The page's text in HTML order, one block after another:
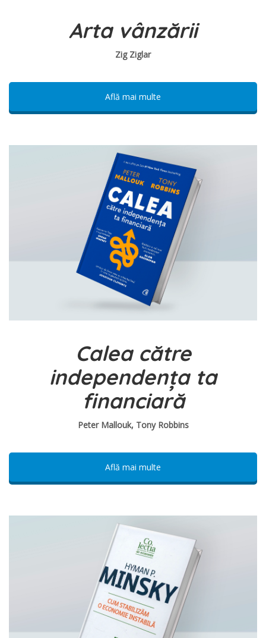
Arta vânzării
Zig Ziglar
Află mai multe
Calea către
independența ta
financiară
Peter Mallouk, Tony Robbins
Află mai multe